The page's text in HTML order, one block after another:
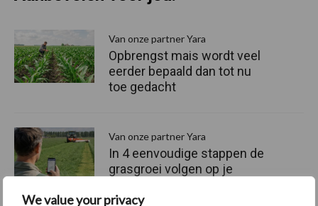
We value your privacy
Van onze partner Yara
Opbrengst mais wordt veel
eerder bepaald dan tot nu
toe gedacht
Van onze partner Yara
In 4 eenvoudige stappen de
grasgroei volgen op je